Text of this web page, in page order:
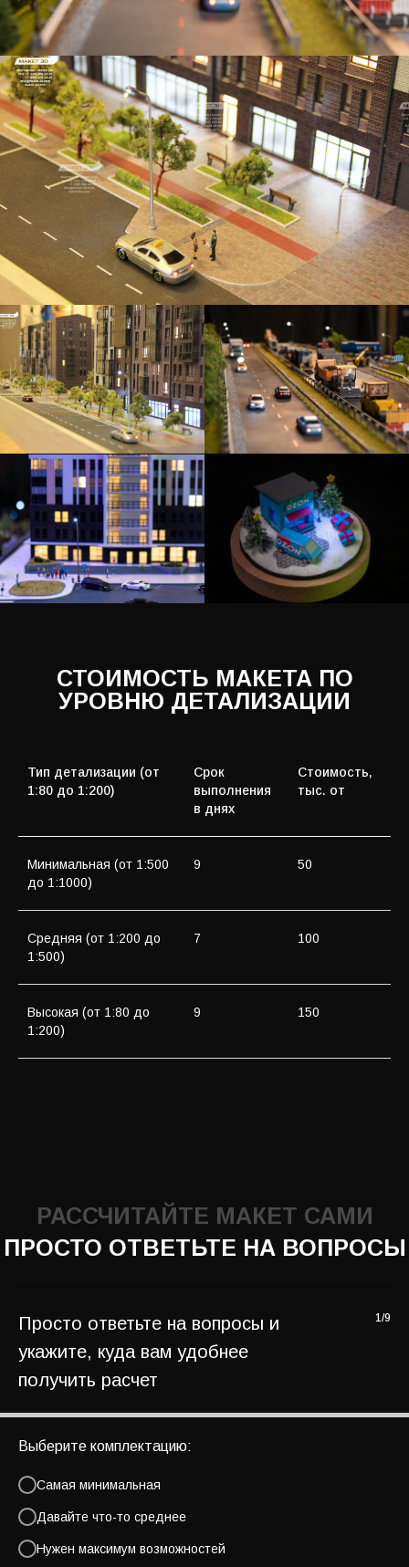
Тип детализации (от
1:80 до 1:200)
Срок
выполнения
в днях
Стоимость,
тыс. от
Минимальная (от 1:500
до 1:1000)
9 50
Средняя (от 1:200 до
1:500)
7 100
Высокая (от 1:80 до
1:200)
9 150
Просто ответьте на вопросы и
укажите, куда вам удобнее
получить расчет
1/9
Выберите комплектацию:
Самая минимальная
Давайте что-то среднее
Нужен максимум возможностей
КАКИМ БУДЕТ ВАШ МАКЕТ
несколько вариантов комплектации со сравнением
стоимости и сроков изготовления
Даюсогласие
данных
ОТПРАВИТЬ